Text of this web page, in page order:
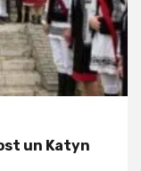
un Katyn